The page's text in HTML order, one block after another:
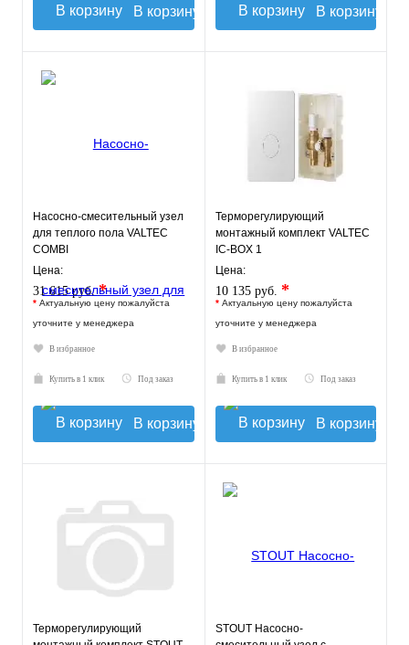
В корзину В корзину
Насосно-смесительный узел
для теплого пола VALTEC
COMBI
Цена:
31 615 руб.*
* Актуальную цену пожалуйста
уточните у менеджера
В избранное
Купить в 1 клик Под заказ
В корзину
Терморегулирующий
монтажный комплект VALTEC
IC-BOX 1
Цена:
10 135 руб. *
* Актуальную цену пожалуйста
уточните у менеджера
В избранное
Купить в 1 клик Под заказ
В корзину
Терморегулирующий
STOUT Насосно-